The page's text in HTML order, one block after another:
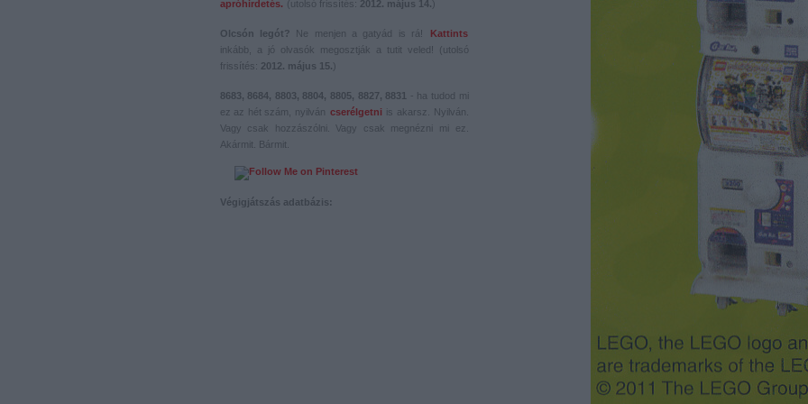
apróhirdetés. (utolsó frissítés: 2012. május 14.)
Olcsón legót? Ne menjen a gatyád is rá!
Kattints
inkább, a jó olvasók megosztják a tutit veled! (utolsó
frissítés: 2012. május 15.)
8683, 8684, 8803, 8804, 8805, 8827, 8831 - ha tudod mi
ez az hét szám, nyilván
cserélgetni
is akarsz. Nyilván.
Vagy csak hozzászólni. Vagy csak megnézni mi ez.
Akármit. Bármit.
Végigjátszás adatbázis: